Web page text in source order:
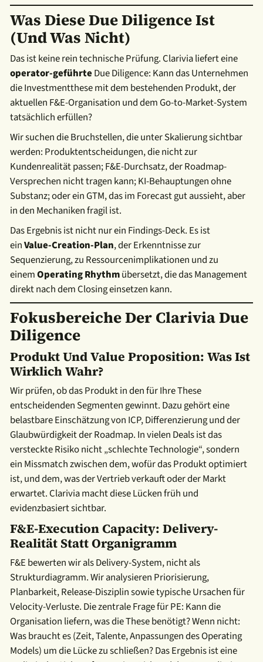
Was Diese Due Diligence Ist
(und Was Nicht)
Das ist keine rein technische Prüfung. Clarivia liefert eine
operator-geführteDue Diligence: Kann das Unternehmen
die Investmentthese mit dem bestehenden Produkt, der
aktuellen F&E-Organisation und dem Go-to-Market-System
tatsächlich erfüllen?
Wir suchen die Bruchstellen, die unter Skalierung sichtbar
werden: Produktentscheidungen, die nicht zur
Kundenrealität passen; F&E-Durchsatz, der Roadmap-
Versprechen nicht tragen kann; KI-Behauptungen ohne
Substanz; oder ein GTM, das im Forecast gut aussieht, aber
in den Mechaniken fragil ist.
Das Ergebnis ist nicht nur ein Findings-Deck. Es ist
einValue-Creation-Plan, der Erkenntnisse zur
Sequenzierung, zu Ressourcenimplikationen und zu
einemOperating Rhythmübersetzt, die das Management
direkt nach dem Closing einsetzen kann.
Fokusbereiche Der Clarivia Due
Diligence
Produkt Und Value Proposition: Was Ist
Wirklich Wahr?
Wir prüfen, ob das Produkt in den für Ihre These
entscheidenden Segmenten gewinnt. Dazu gehört eine
belastbare Einschätzung von ICP, Differenzierung und der
Glaubwürdigkeit der Roadmap. In vielen Deals ist das
versteckte Risiko nicht „schlechte Technologie“, sondern
ein Missmatch zwischen dem, wofür das Produkt optimiert
ist, und dem, was der Vertrieb verkauft oder der Markt
erwartet. Clarivia macht diese Lücken früh und
evidenzbasiert sichtbar.
F&E-Execution Capacity: Delivery-
Realität Statt Organigramm
F&E bewerten wir als Delivery-System, nicht als
Strukturdiagramm. Wir analysieren Priorisierung,
Planbarkeit, Release-Disziplin sowie typische Ursachen für
Velocity-Verluste. Die zentrale Frage für PE: Kann die
Organisation liefern, was die These benötigt? Wenn nicht:
Was braucht es (Zeit, Talente, Anpassungen des Operating
Models) um die Lücke zu schließen? Das Ergebnis ist eine